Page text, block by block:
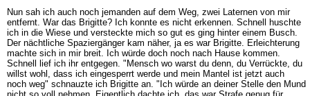
Nun sah ich auch noch jemanden auf dem Weg, zwei Laternen von mir
entfernt. War das Brigitte? Ich konnte es nicht erkennen. Schnell huschte
ich in die Wiese und versteckte mich so gut es ging hinter einem Busch.
Der nächtliche Spaziergänger kam näher, ja es war Brigitte. Erleichterung
machte sich in mir breit. Ich würde doch noch nach Hause kommen.
Schnell lief ich ihr entgegen. "Mensch wo warst du denn, du Verrückte, du
willst wohl, dass ich eingesperrt werde und mein Mantel ist jetzt auch
noch weg" schnauzte ich Brigitte an. "Ich würde an deiner Stelle den Mund